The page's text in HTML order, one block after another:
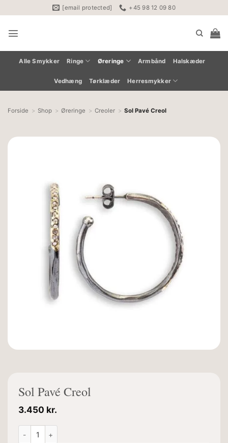
til
indhold
[email protected] +45 98 12 09 80
Alle Smykker Ringe Øreringe Armbånd Halskæder
Vedhæng Tørklæder Herresmykker
Forside Shop Øreringe Creoler Sol Pavé Creol
Sol Pavé Creol
3.450 kr.
Sol Pavé Creol antal